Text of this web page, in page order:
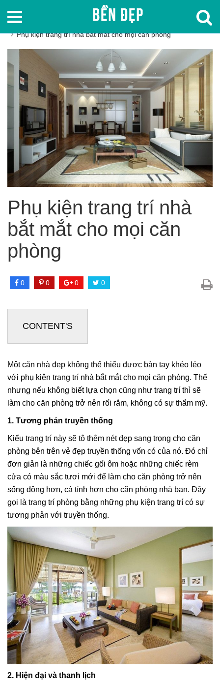
Trang chủ
Phụ kiện trang trí nhà bắt mắt cho mọi căn phòng
Phụ kiện trang trí nhà
bắt mắt cho mọi căn
phòng
0 0 0 0
CONTENT'S
Một căn nhà đẹp không thể thiếu được bàn tay khéo léo
với phụ kiện trang trí nhà bắt mắt cho mọi căn phòng. Thế
nhưng nếu không biết lựa chọn cũng như trang trí thì sẽ
làm cho căn phòng trở nên rối rắm, không có sự thẩm mỹ.
1. Tương phản truyền thống
Kiểu trang trí này sẽ tô thêm nét đẹp sang trọng cho căn
phòng bên trên vẻ đẹp truyền thống vốn có của nó. Đó chỉ
đơn giản là những chiếc gối ôm hoặc những chiếc rèm
cửa có màu sắc tươi mới để làm cho căn phòng trở nên
sống động hơn, cá tính hơn cho căn phòng nhà bạn. Đây
gọi là trang trí phòng bằng những phụ kiện trang trí có sự
tương phản với truyền thống.
2. Hiện đại và thanh lịch